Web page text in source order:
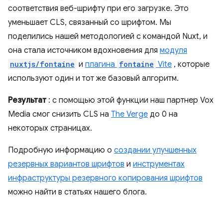
соответствия веб-шрифту при его загрузке. Это
уменьшает CLS, связанный со шрифтом. Мы
поделились нашей методологией с командой Nuxt, и
она стала источником вдохновения для модуля
nuxtjs/fontaine и плагина fontaine Vite , которые
используют один и тот же базовый алгоритм.
Результат: с помощью этой функции наш партнер Vox
Media смог снизить CLS на The Verge до 0 на
некоторых страницах.
Подробную информацию о создании улучшенных
резервных вариантов шрифтов и инструментах
инфраструктуры резервного копирования шрифтов
можно найти в статьях нашего блога.